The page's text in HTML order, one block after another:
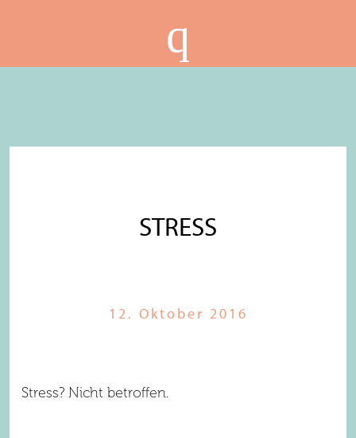
STRESS
12. Oktober 2016
Stress? Nicht betroffen.